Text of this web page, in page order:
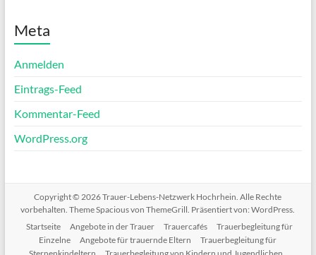
Meta
Anmelden
Eintrags-Feed
Kommentar-Feed
WordPress.org
Copyright © 2026Trauer-Lebens-Netzwerk Hochrhein. Alle Rechte
vorbehalten. ThemeSpaciousvon ThemeGrill. Präsentiert von:WordPress.
Startseite
Angebote in der Trauer Trauercafés
Trauerbegleitung für
Einzelne
Angebote für trauernde Eltern
Trauerbegleitung für